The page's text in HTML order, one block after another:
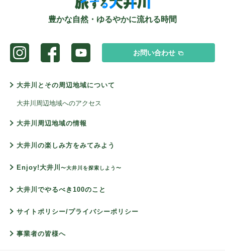
豊かな自然・ゆるやかに流れる時間
お問い合わせ
大井川とその周辺地域について
大井川周辺地域へのアクセス
大井川周辺地域の情報
大井川の楽しみ方をみてみよう
Enjoy!大井川 〜大井川を探索しよう〜
大井川でやるべき100のこと
サイトポリシー/プライバシーポリシー
事業者の皆様へ